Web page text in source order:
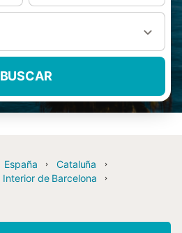
BUSCAR
España
Cataluña
Interior de Barcelona